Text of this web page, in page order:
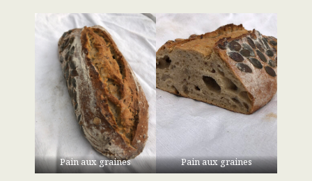
Pain aux graines Pain aux graines